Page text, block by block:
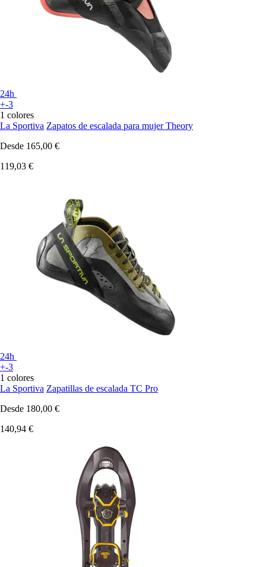
24h
+-3
1 colores
La Sportiva Zapatos de escalada para mujer Theory
Desde 165,00 €
119,03 €
24h
+-3
1 colores
La Sportiva Zapatillas de escalada TC Pro
Desde 180,00 €
140,94 €